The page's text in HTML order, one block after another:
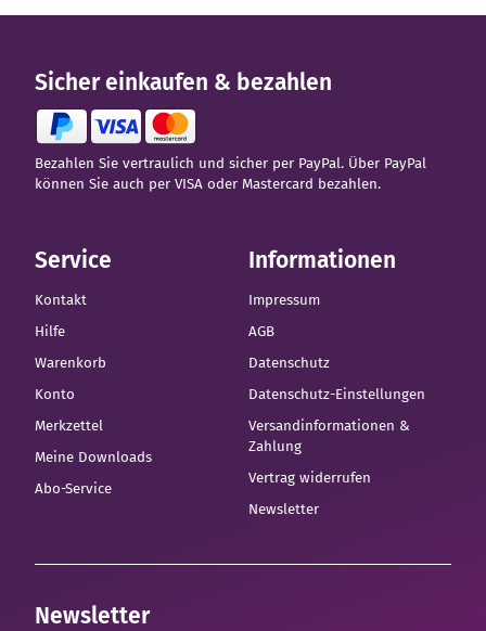
Sicher einkaufen & bezahlen
Bezahlen Sie vertraulich und sicher per PayPal. Über PayPal
können Sie auch per VISA oder Mastercard bezahlen.
Service
Kontakt
Hilfe
Warenkorb
Konto
Merkzettel
Meine Downloads
Abo-Service
Informationen
Impressum
AGB
Datenschutz
Datenschutz-Einstellungen
Versandinformationen &
Zahlung
Vertrag widerrufen
Newsletter
Newsletter